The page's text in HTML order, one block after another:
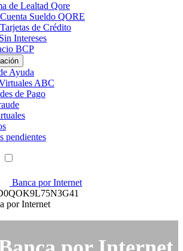
de Lealtad Qore
Sueldo QORE
de Crédito
Intereses
BCP
Ayuda
ABC
de Pago
pendientes
Banca por Internet
por Internet